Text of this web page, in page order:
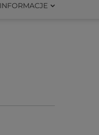
INFORMACJE